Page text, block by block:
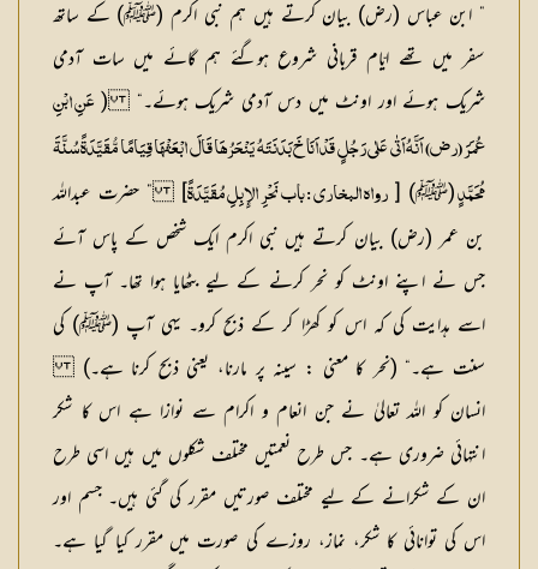
” ابن عباس (رض) بیان کرتے ہیں ہم نبی اکرم (ﷺ) کے ساتھ
سفر میں تھے ایّام قربانی شروع ہوگئے ہم گائے میں سات آدمی
شریک ہوئے اور اونٹ میں دس آدمی شریک ہوئے۔“ ( عَنِ ابْنِ
عُمَرَ (رض) اَنَّہُ اَتٰی عَلٰی رَجُلٍ قَدْ اَنَاخَ بَدَنَتَہُ یَنْحَرُھَا قَالَ ابْعَثْھَا قِیَامًا مُّقَیَّدَۃً سُنَّۃَ
مُحَمَّدٍ(ﷺ) [ رواہ البخاری : باب نَحْرِ الإِبِلِ مُقَیَّدَۃً] ” حضرت عبداللہ
بن عمر (رض) بیان کرتے ہیں نبی اکرم ایک شخص کے پاس آئے
جس نے اپنے اونٹ کو نحر کرنے کے لیے بٹھایا ہوا تھا۔ آپ نے
اسے ہدایت کی کہ اس کو کھڑا کر کے ذبح کرو۔ یہی آپ (ﷺ) کی
سنت ہے۔“ (نحر کا معنی : سینہ پر مارنا، یعنی ذبح کرنا ہے۔)
انسان کو اللہ تعالیٰ نے جن انعام و اکرام سے نوازا ہے اس کا شکر
انتہائی ضروری ہے۔ جس طرح نعمتیں مختلف شکلوں میں ہیں اسی طرح
ان کے شکرانے کے لیے مختلف صورتیں مقرر کی گئی ہیں۔ جسم اور
اس کی توانائی کا شکر، نماز، روزے کی صورت میں مقرر کیا گیا ہے۔